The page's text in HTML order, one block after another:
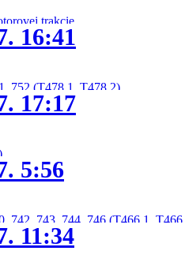
trakcie
16:41
752 (T478.1, T478.2)
17:17
5:56
742, 743, 744, 746 (T466.1,
11:34